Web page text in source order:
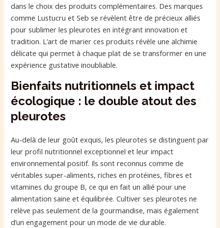
dans le choix des produits complémentaires. Des marques
comme Lustucru et Seb se révèlent être de précieux alliés
pour sublimer les pleurotes en intégrant innovation et
tradition. L’art de marier ces produits révèle une alchimie
délicate qui permet à chaque plat de se transformer en une
expérience gustative inoubliable.
Bienfaits nutritionnels et impact
écologique : le double atout des
pleurotes
Au-delà de leur goût exquis, les pleurotes se distinguent par
leur profil nutritionnel exceptionnel et leur impact
environnemental positif. Ils sont reconnus comme de
véritables super-aliments, riches en protéines, fibres et
vitamines du groupe B, ce qui en fait un allié pour une
alimentation saine et équilibrée. Cultiver ses pleurotes ne
relève pas seulement de la gourmandise, mais également
d’un engagement pour un mode de vie durable.